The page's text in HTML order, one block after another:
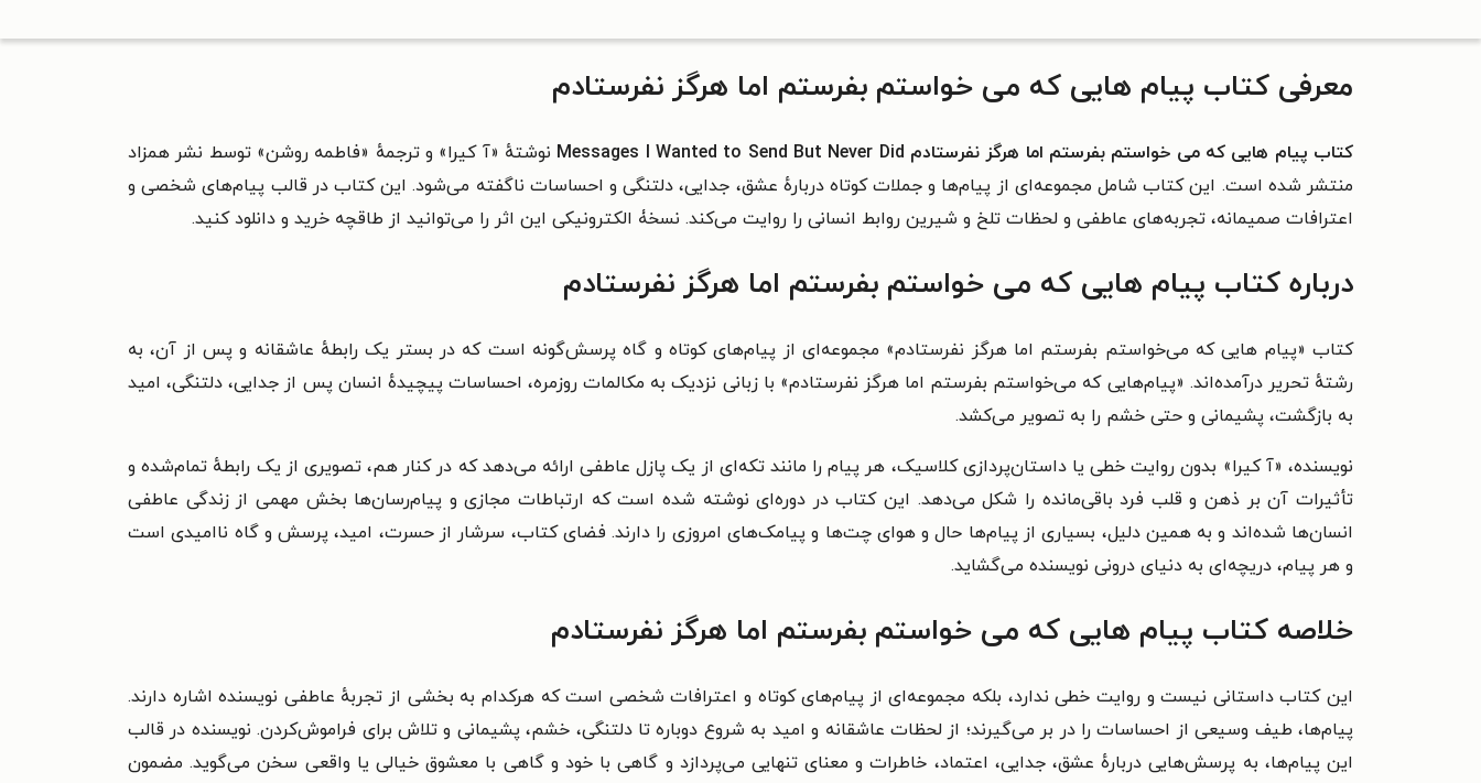
معرفی کتاب پیام هایی که می خواستم بفرستم اما هرگز نفرستادم
کتاب پیام‌ هایی که می‌ خواستم بفرستم اما هرگز نفرستادم Messages I Wanted to Send But Never Did نوشتهٔ «آ کیرا» و ترجمهٔ «فاطمه روشن» توسط نشر همزاد
منتشر شده است. این کتاب شامل مجموعه‌ای از پیام‌ها و جملات کوتاه دربارهٔ عشق، جدایی، دلتنگی و احساسات ناگفته می‌شود. این کتاب در قالب پیام‌های شخصی و
اعترافات صمیمانه، تجربه‌های عاطفی و لحظات تلخ و شیرین روابط انسانی را روایت می‌کند. نسخۀ الکترونیکی این اثر را می‌توانید از طاقچه خرید و دانلود کنید.
درباره کتاب پیام هایی که می خواستم بفرستم اما هرگز نفرستادم
کتاب «پیام‌ هایی که می‌خواستم بفرستم اما هرگز نفرستادم» مجموعه‌ای از پیام‌های کوتاه و گاه پرسش‌گونه است که در بستر یک رابطهٔ عاشقانه و پس از آن، به
رشتهٔ تحریر درآمده‌اند. «پیام‌هایی که می‌خواستم بفرستم اما هرگز نفرستادم» با زبانی نزدیک به مکالمات روزمره، احساسات پیچیدهٔ انسان پس از جدایی، دلتنگی، امید
به بازگشت، پشیمانی و حتی خشم را به تصویر می‌کشد.
نویسنده، «آ کیرا» بدون روایت خطی یا داستان‌پردازی کلاسیک، هر پیام را مانند تکه‌ای از یک پازل عاطفی ارائه می‌دهد که در کنار هم، تصویری از یک رابطهٔ تمام‌شده و
تأثیرات آن بر ذهن و قلب فرد باقی‌مانده را شکل می‌دهد. این کتاب در دوره‌ای نوشته شده است که ارتباطات مجازی و پیام‌رسان‌ها بخش مهمی از زندگی عاطفی
انسان‌ها شده‌اند و به همین دلیل، بسیاری از پیام‌ها حال و هوای چت‌ها و پیامک‌های امروزی را دارند. فضای کتاب، سرشار از حسرت، امید، پرسش و گاه ناامیدی است
و هر پیام، دریچه‌ای به دنیای درونی نویسنده می‌گشاید.
خلاصه کتاب پیام هایی که می خواستم بفرستم اما هرگز نفرستادم
این کتاب داستانی نیست و روایت خطی ندارد، بلکه مجموعه‌ای از پیام‌های کوتاه و اعترافات شخصی است که هرکدام به بخشی از تجربهٔ عاطفی نویسنده اشاره دارند.
پیام‌ها، طیف وسیعی از احساسات را در بر می‌گیرند؛ از لحظات عاشقانه و امید به شروع دوباره تا دلتنگی، خشم، پشیمانی و تلاش برای فراموش‌کردن. نویسنده در قالب
این پیام‌ها، به پرسش‌هایی دربارهٔ عشق، جدایی، اعتماد، خاطرات و معنای تنهایی می‌پردازد و گاهی با خود و گاهی با معشوق خیالی یا واقعی سخن می‌گوید. مضمون